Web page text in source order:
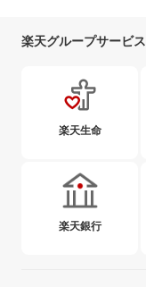
楽天グループサービス
楽天生命
楽天銀行